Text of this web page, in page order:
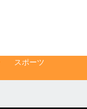
スポーツ